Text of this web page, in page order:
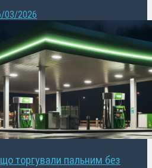
03/2026
торгували пальним без